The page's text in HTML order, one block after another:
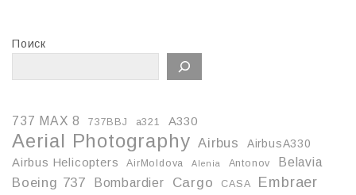
Поиск
737 MAX 8 737BBJ a321 A330
Aerial Photography Airbus
AirbusA330
Airbus Helicopters
AirMoldova Alenia Antonov Belavia
Boeing 737 Bombardier Cargo CASA Embraer